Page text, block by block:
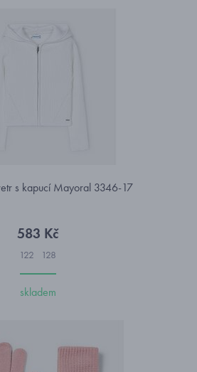
s kapucí Mayoral 3346-17
583 Kč
122 128
skladem